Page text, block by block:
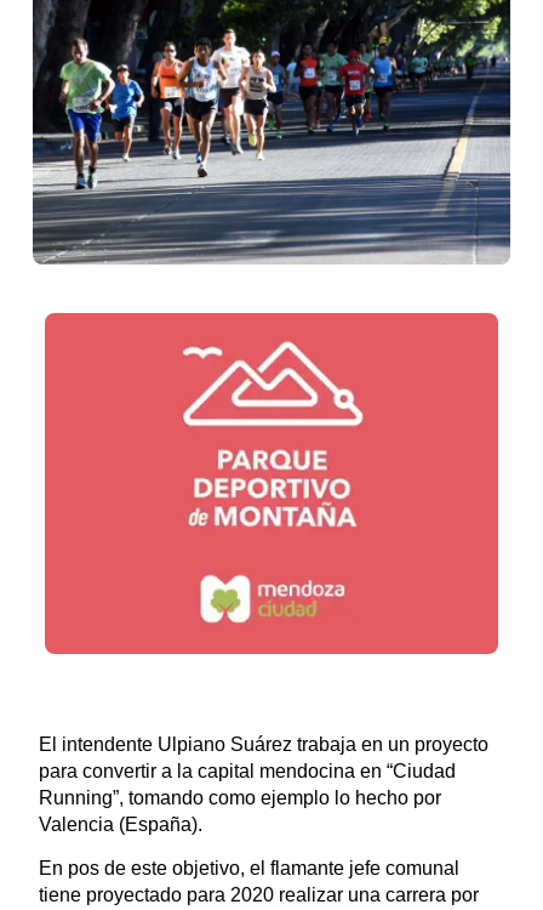
El intendente Ulpiano Suárez trabaja en un proyecto
para convertir a la capital mendocina en “Ciudad
Running”, tomando como ejemplo lo hecho por
Valencia (España).
En pos de este objetivo, el flamante jefe comunal
tiene proyectado para 2020 realizar una carrera por